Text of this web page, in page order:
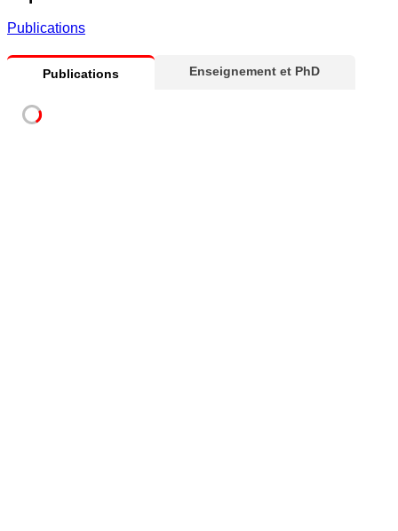
Publications
Publications Enseignement et PhD